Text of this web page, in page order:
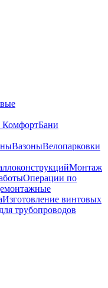
Бани
ВазоныВелопарковки
Монтаж
Операции по
Изготовление винтовых
трубопроводов